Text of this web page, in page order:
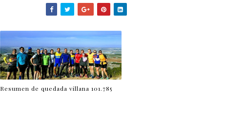
Resumen de quedada villana 101.785